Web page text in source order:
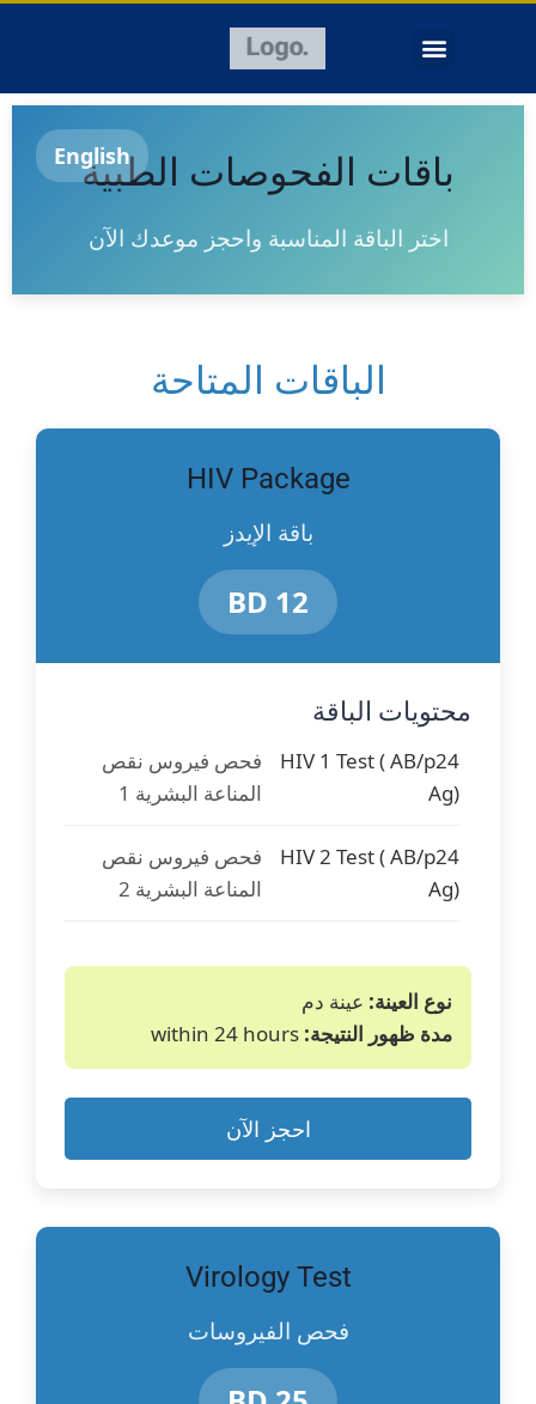
English
باقات الفحوصات الطبية
اختر الباقة المناسبة واحجز موعدك الآن
الباقات المتاحة
HIV Package
باقة الإيدز
12 BD
محتويات الباقة
HIV 1 Test ( AB/p24
Ag)
فحص فيروس نقص
المناعة البشرية 1
HIV 2 Test ( AB/p24
Ag)
فحص فيروس نقص
المناعة البشرية 2
نوع العينة: عينة دم
مدة ظهور النتيجة:
احجز الآن
Virology Test
فحص الفيروسات